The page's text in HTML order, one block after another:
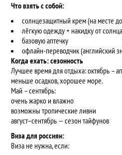
Что взять с собой:
солнцезащитный крем (на месте
лёгкую одежду + накидку от солнца
базовую аптечку
офлайн-переводчик (английский
Когда ехать: сезонность
Лучшее время для отдыха: октябрь –
меньше осадков, хорошее море.
Май – сентябрь:
очень жарко и влажно
возможны тропические ливни
август–сентябрь — сезон тайфунов
Виза для россиян:
Виза не нужна, если: